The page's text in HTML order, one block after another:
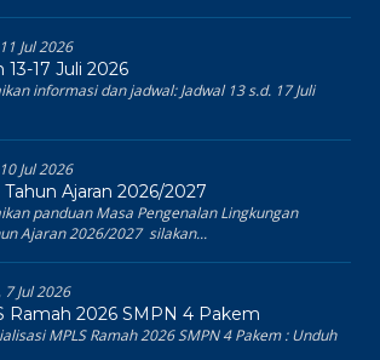
Jul 2026
13-17 Juli 2026
informasi dan jadwal: Jadwal 13 s.d. 17 Juli
Jul 2026
Ajaran 2026/2027
panduan Masa Pengenalan Lingkungan
Ajaran 2026/2027 silakan...
7 Jul 2026
Ramah 2026 SMPN 4 Pakem
MPLS Ramah 2026 SMPN 4 Pakem : Unduh